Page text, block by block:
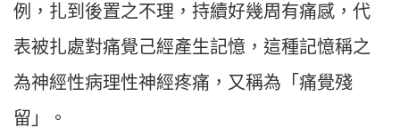
例，扎到後置之不理，持續好幾周有痛感，代
表被扎處對痛覺己經產生記憶，這種記憶稱之
為神經性病理性神經疼痛，又稱為「痛覺殘
留」。